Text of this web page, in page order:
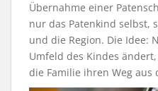
Übernahme einer
nur das Patenkind selbst,
und die Region. Die Idee:
Umfeld des Kindes
die Familie ihren Weg aus